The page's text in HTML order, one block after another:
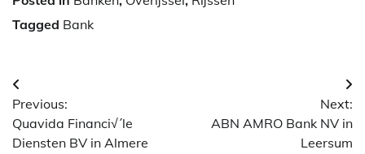
Tagged Bank
Berichtnavigatie
Previous:
Quavida Financi√´le
Diensten BV in Almere
Next:
ABN AMRO Bank NV in
Leersum